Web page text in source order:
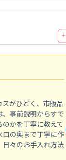
＋
がひどく、市販品
事前説明からすで
かを丁寧に教えて
口の奥まで丁寧に作
々のお手入れ方法